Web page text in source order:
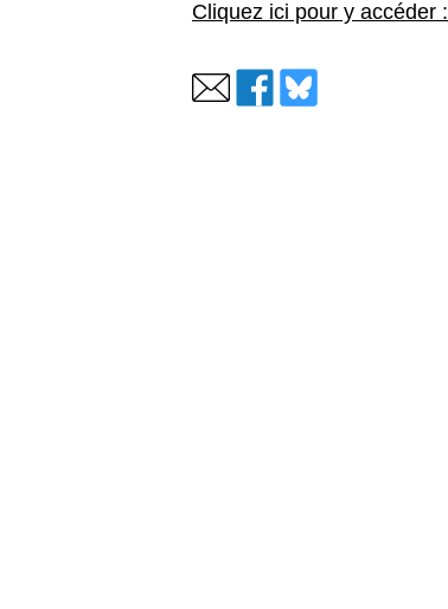
Cliquez ici pour y accéder :